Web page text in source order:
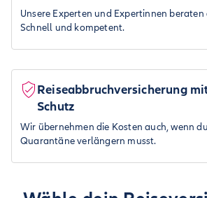
Unsere Experten und Expertinnen beraten
Schnell und kompetent.
Reiseabbruchversicherung
Schutz
Wir übernehmen die Kosten auch, wenn
Quarantäne verlängern musst.